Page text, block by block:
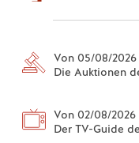
Von 05/08/
Die Auktionen
Von 02/08/
Der TV-Guide